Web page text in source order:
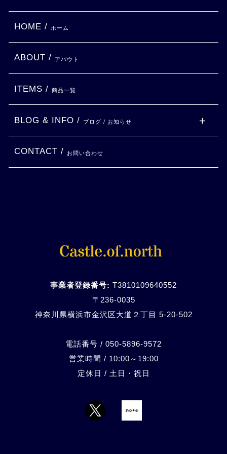
事業者登録番号: T3810109640552
〒236-0035
神奈川県横浜市金沢区大道２丁目 5-20-502
電話番号 / 050-5896-9572
営業時間 / 10:00～19:00
定休日 / 土日・祝日
HOME / ホーム
ABOUT / アバウト
ITEMS / 商品一覧
BLOG & INFO / ブログ / お知らせ
CONTACT / お問い合わせ